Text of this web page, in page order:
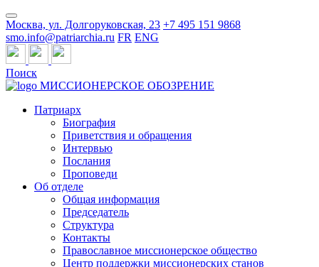
Москва, ул. Долгоруковская, 23 +7 495 151 9868
smo.info@patriarchia.ru FR ENG
Поиск
МИССИОНЕРСКОЕ ОБОЗРЕНИЕ
Патриарх
Биография
Приветствия и обращения
Интервью
Послания
Проповеди
Об отделе
Общая информация
Председатель
Структура
Контакты
Православное миссионерское общество
Центр поддержки миссионерских станов